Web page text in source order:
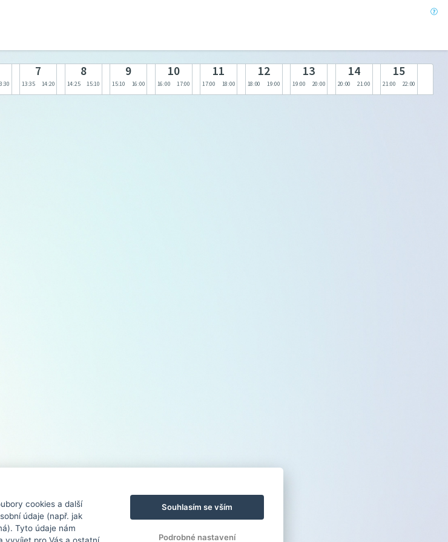
7
13:35 14:20
8
14:25 15:10
9
15:10 16:00
10
16:00 17:00
11
17:00 18:00
12
18:00 19:00
13
19:00 20:00
14
20:00 21:00
15
21:00 22:00
cookies a další
údaje (např. jak
Tyto údaje nám
Souhlasím se vším
Podrobné nastavení